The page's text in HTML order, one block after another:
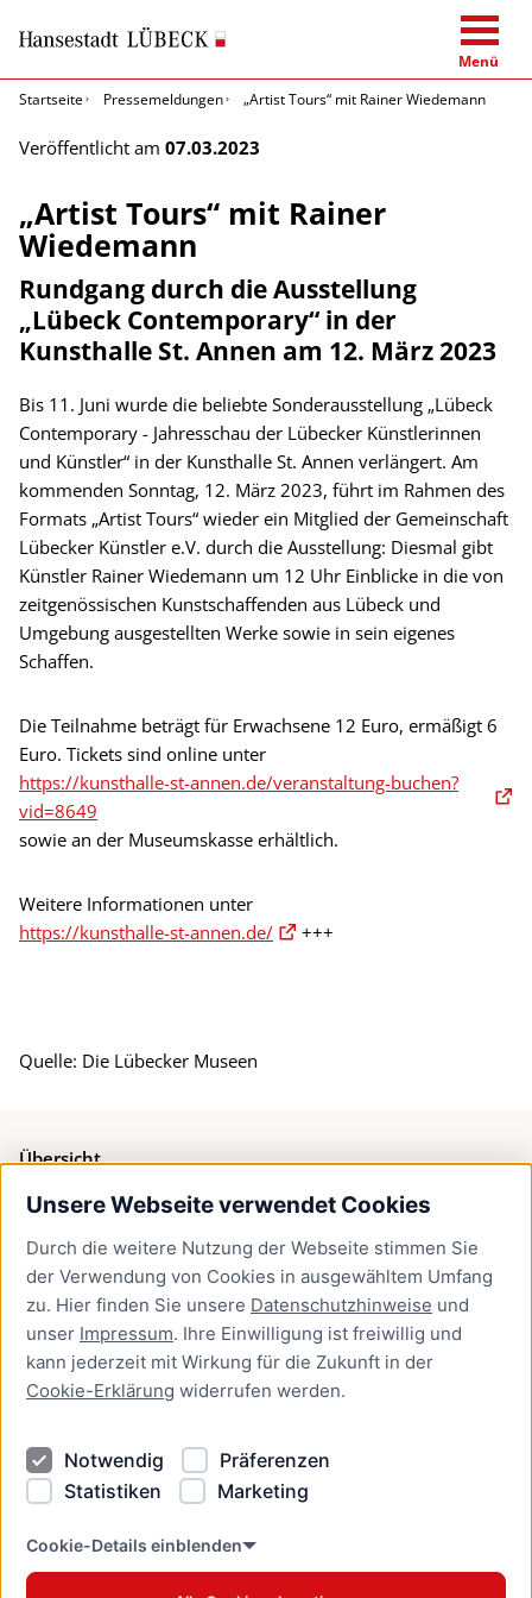
Unsere Webseite verwendet Cookies
Durch die weitere Nutzung der Webseite stimmen Sie
der Verwendung von Cookies in ausgewähltem Umfang
zu. Hier finden Sie unsere Datenschutzhinweise und
unser Impressum. Ihre Einwilligung ist freiwillig und
kann jederzeit mit Wirkung für die Zukunft in der
Cookie-Erklärung widerrufen werden.
Notwendig
Präferenzen
Statistiken
Marketing
Cookie-Details einblenden
Menü
Startseite
Pressemeldungen „Artist Tours“ mit Rainer Wiedemann
Veröffentlicht am 07.03.2023
„Artist Tours“ mit Rainer
Wiedemann
Rundgang durch die Ausstellung
„Lübeck Contemporary“ in der
Kunsthalle St. Annen am 12. März 2023
Bis 11. Juni wurde die beliebte Sonderausstellung „Lübeck
Contemporary - Jahresschau der Lübecker Künstlerinnen
und Künstler“ in der Kunsthalle St. Annen verlängert. Am
kommenden Sonntag, 12. März 2023, führt im Rahmen des
Formats „Artist Tours“ wieder ein Mitglied der Gemeinschaft
Lübecker Künstler e.V. durch die Ausstellung: Diesmal gibt
Künstler Rainer Wiedemann um 12 Uhr Einblicke in die von
zeitgenössischen Kunstschaffenden aus Lübeck und
Umgebung ausgestellten Werke sowie in sein eigenes
Schaffen.
Die Teilnahme beträgt für Erwachsene 12 Euro, ermäßigt 6
Euro. Tickets sind online unter
https://kunsthalle-st-annen.de/veranstaltung-buchen?
vid=8649
sowie an der Museumskasse erhältlich.
Weitere Informationen unter
https://kunsthalle-st-annen.de/
+++
Quelle: Die Lübecker Museen
Übersicht
Bürgerservice
Presse
Newsletter Lübeck:kompakt
Kontakt
Kontakt
Datenschutzhinweise
Barrierefreiheit
Cookie Erklärung